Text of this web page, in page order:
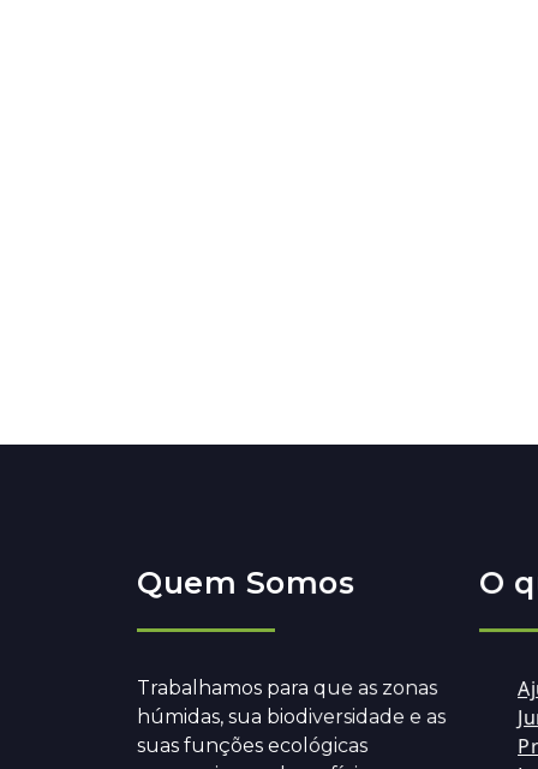
Quem Somos
Trabalhamos para que as zonas
húmidas, sua biodiversidade e as
suas funções ecológicas
O